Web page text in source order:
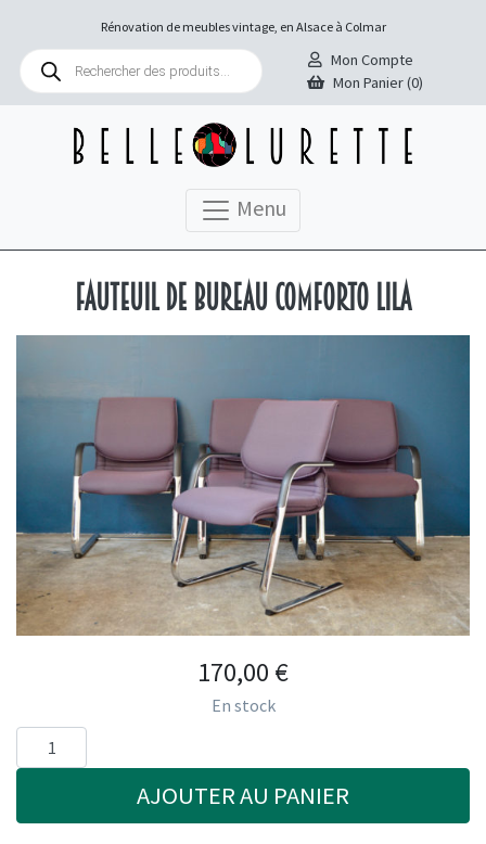
Rénovation de meubles vintage, en Alsace à Colmar
Recherche
produits
Mon Compte
Mon Panier (0)
Menu
Fauteuil de bureau Comforto Lila
170,00 €
En stock
AJOUTER AU PANIER